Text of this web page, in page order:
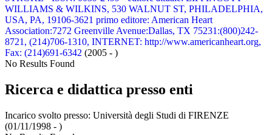
WILLIAMS & WILKINS, 530 WALNUT ST, PHILADELPHIA,
USA, PA, 19106-3621 primo editore: American Heart
Association:7272 Greenville Avenue:Dallas, TX 75231:(800)242-
8721, (214)706-1310, INTERNET: http://www.americanheart.org,
Fax: (214)691-6342 (2005 - )
No Results Found
Ricerca e didattica presso enti
Incarico svolto presso: Università degli Studi di FIRENZE
(01/11/1998 - )